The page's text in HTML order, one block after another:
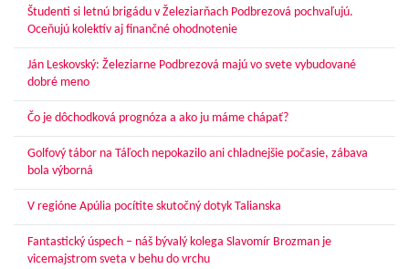
Študenti si letnú brigádu v Železiarňach Podbrezová pochvaľujú.
Oceňujú kolektív aj finančné ohodnotenie
Ján Leskovský: Železiarne Podbrezová majú vo svete vybudované
dobré meno
Čo je dôchodková prognóza a ako ju máme chápať?
Golfový tábor na Táľoch nepokazilo ani chladnejšie počasie, zábava
bola výborná
V regióne Apúlia pocítite skutočný dotyk Talianska
Fantastický úspech – náš bývalý kolega Slavomír Brozman je
vicemajstrom sveta v behu do vrchu